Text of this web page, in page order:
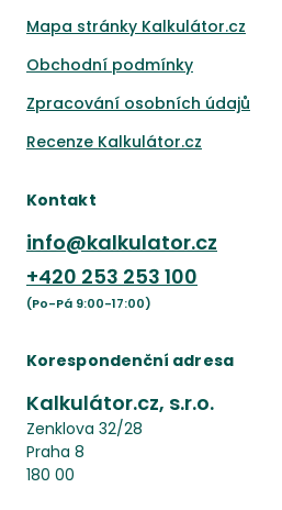
Mapa stránky Kalkulátor.cz
Obchodní podmínky
Zpracování osobních údajů
Recenze Kalkulátor.cz
Kontakt
info@kalkulator.cz
+420 253 253 100
(Po-Pá 9:00-17:00)
Korespondenční adresa
Kalkulátor.cz, s.r.o.
Zenklova 32/28
Praha 8
180 00